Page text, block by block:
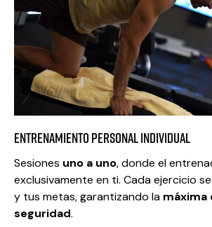
Entrenamiento Personal Individual
Sesiones uno a uno, donde el
exclusivamente en ti. Cada ejercicio
y tus metas, garantizando la máxima
seguridad.